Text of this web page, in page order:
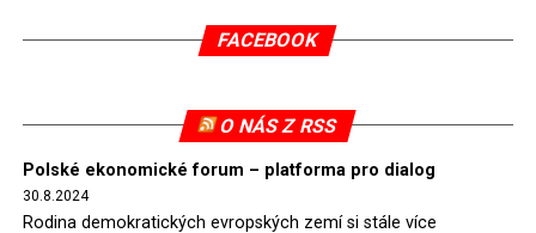
tomuto rozhodnutí nevyhověla, proto na žádost
2022, než byl tento případ z důvodu uzavření dohody
Polska s Českou republikou o odstranění příčin sporu o
FACEBOOK
O NÁS Z RSS
Polské ekonomické forum – platforma pro dialog
30.8.2024
Rodina demokratických evropských zemí si stále více